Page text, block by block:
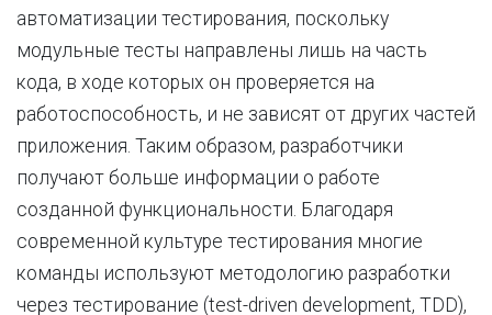
автоматизации тестирования, поскольку
модульные тесты направлены лишь на часть
кода, в ходе которых он проверяется на
работоспособность, и не зависят от других частей
приложения. Таким образом, разработчики
получают больше информации о работе
созданной функциональности. Благодаря
современной культуре тестирования многие
команды используют методологию разработки
через тестирование (test-driven development, TDD),